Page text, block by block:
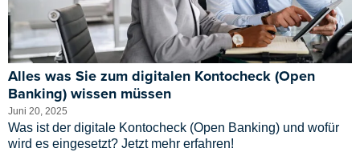
Alles was Sie zum digitalen Kontocheck (Open
Banking) wissen müssen
Juni 20, 2025
Was ist der digitale Kontocheck (Open Banking) und wofür
wird es eingesetzt? Jetzt mehr erfahren!